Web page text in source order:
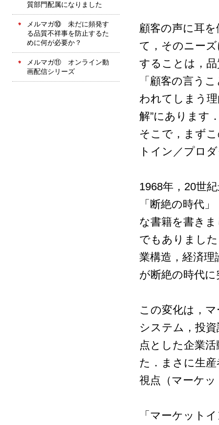
質部門配属になりました
メルマガ⑩ 未だに頻発す
る品質不祥事を防止するた
めに何が必要か？
メルマガ⑪ オンライン動
画配信シリーズ
顧客の声に耳
て，そのニー
することは，
「顧客の言う
われてしまう
解”にあります
そこで，まず
トイン／プロ
1968年，20世
「断絶の時代
な書籍を書き
でもありまし
業構造，経済
が断絶の時代
この変化は，
システム，投
点とした企業
た．まさに生
視点（マーケ
「マーケット